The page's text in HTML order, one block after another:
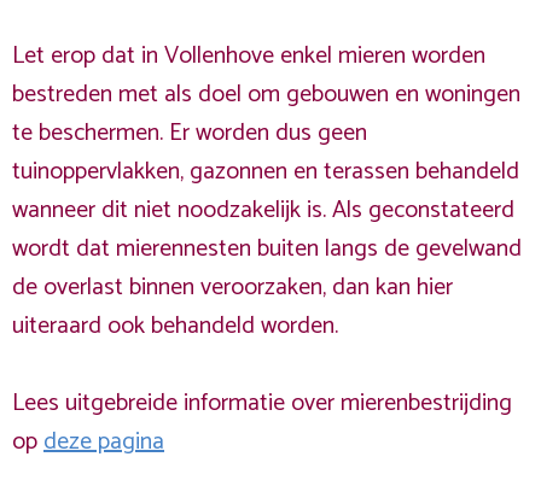
Let erop dat in Vollenhove enkel mieren worden
bestreden met als doel om gebouwen en woningen
te beschermen. Er worden dus geen
tuinoppervlakken, gazonnen en terassen behandeld
wanneer dit niet noodzakelijk is. Als geconstateerd
wordt dat mierennesten buiten langs de gevelwand
de overlast binnen veroorzaken, dan kan hier
uiteraard ook behandeld worden.
Lees uitgebreide informatie over mierenbestrijding
opdeze pagina